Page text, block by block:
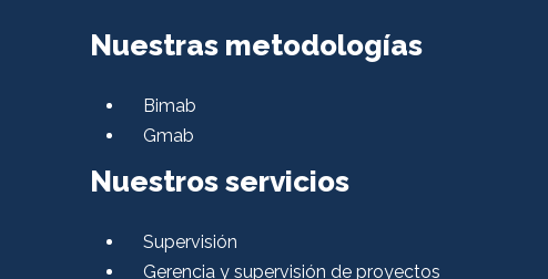
Nuestras metodologías
Bimab
Gmab
Nuestros servicios
Supervisión
Gerencia y supervisión de proyectos